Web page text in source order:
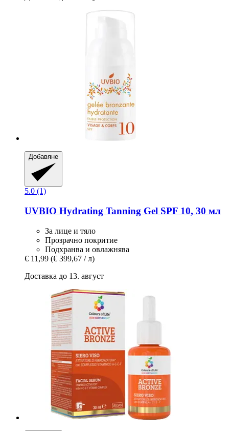
Добавяне
5.0 (1)
UVBIO Hydrating Tanning Gel SPF 10, 30 мл
За лице и тяло
Прозрачно покритие
Подхранва и овлажнява
€ 11,99 (€ 399,67 / л)
Доставка до 13. август